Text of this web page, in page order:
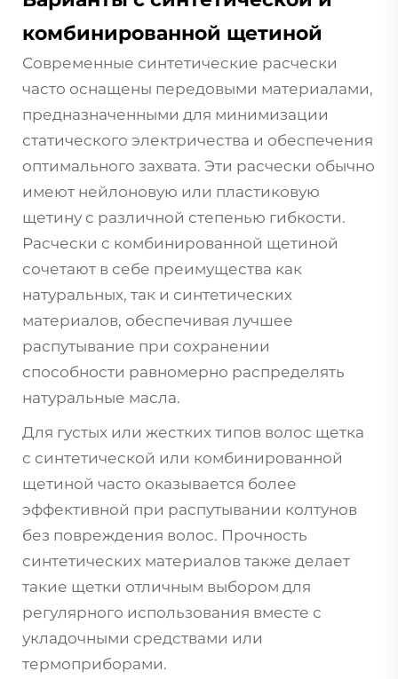
комбинированной щетиной
Современные синтетические расчески
часто оснащены передовыми материалами,
предназначенными для минимизации
статического электричества и обеспечения
оптимального захвата. Эти расчески обычно
имеют нейлоновую или пластиковую
щетину с различной степенью гибкости.
Расчески с комбинированной щетиной
сочетают в себе преимущества как
натуральных, так и синтетических
материалов, обеспечивая лучшее
распутывание при сохранении
способности равномерно распределять
натуральные масла.
Для густых или жестких типов волос щетка
с синтетической или комбинированной
щетиной часто оказывается более
эффективной при распутывании колтунов
без повреждения волос. Прочность
синтетических материалов также делает
такие щетки отличным выбором для
регулярного использования вместе с
укладочными средствами или
термоприборами.